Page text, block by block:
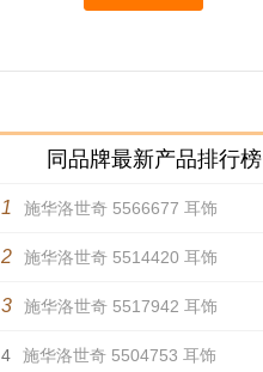
同品牌最新产品排行榜
1 施华洛世奇 5566677 耳饰
2 施华洛世奇 5514420 耳饰
3 施华洛世奇 5517942 耳饰
4 施华洛世奇 5504753 耳饰